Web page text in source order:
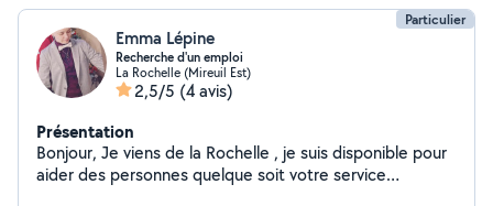
Particulier
Emma Lépine
Recherche d'un emploi
La Rochelle (Mireuil Est)
2,5/5 (4 avis)
Présentation
Bonjour, Je viens de la Rochelle , je suis disponible pour
aider des personnes quelque soit votre service